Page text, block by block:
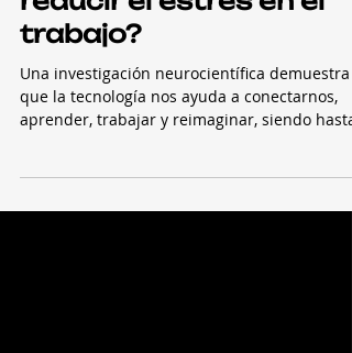
¿De qué forma la
tecnología puede
reducir el estrés en el
trabajo?
Una investigación neurocientífica demuestra
aprender, trabajar y reimaginar, siendo hasta